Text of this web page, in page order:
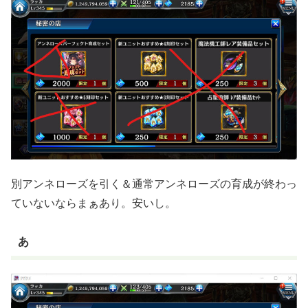
別アンネローズを引く＆通常アンネローズの育成が終わっ
ていないならまぁあり。安いし。
あ